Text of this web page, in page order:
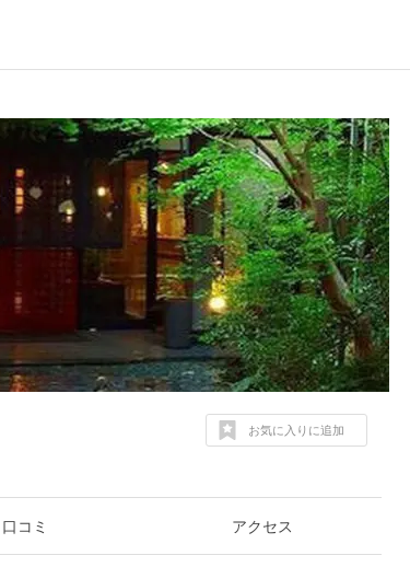
お気に入りに追加
口コミ アクセス